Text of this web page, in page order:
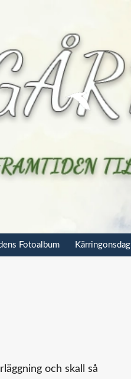
Fotoalbum Kärringonsdag
och skall så